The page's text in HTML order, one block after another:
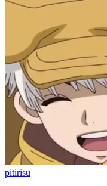
pitirisu